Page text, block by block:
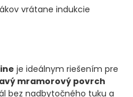
vrátane indukcie
je ideálnym riešením pre
mramorový povrch
bez nadbytočného tuku a